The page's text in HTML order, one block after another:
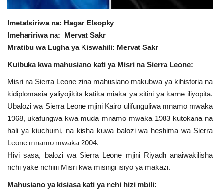
Harakati ya Nasser kwa Vijana
Udhamini wa Nasser
Nasser
Nyaraka na Marejeleo
Waanzilishi
Raia wa ulimwengu mzima
Nyaraka
Imetafsiriwa na: Hagar Elsopky
Imehaririwa na: Mervat Sakr
Mratibu wa Lugha ya Kiswahili: Mervat Sakr
Kuibuka kwa mahusiano kati ya Misri na Sierra Leone:
Misri na Sierra Leone zina mahusiano makubwa ya kihistoria na
kidiplomasia yaliyojikita katika miaka ya sitini ya karne iliyopita.
Ubalozi wa Sierra Leone mjini Kairo ulifunguliwa mnamo mwaka
1968, ukafungwa kwa muda mnamo mwaka 1983 kutokana na
hali ya kiuchumi, na kisha kuwa balozi wa heshima wa Sierra
Leone mnamo mwaka 2004.
Hivi sasa, balozi wa Sierra Leone mjini Riyadh anaiwakilisha
nchi yake nchini Misri kwa misingi isiyo ya makazi.
Mahusiano ya kisiasa kati ya nchi hizi mbili: